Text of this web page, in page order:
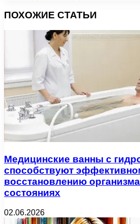
ПОХОЖИЕ СТАТЬИ
Медицинские ванны с
способствуют
восстановлению
состояниях
02.06.2026